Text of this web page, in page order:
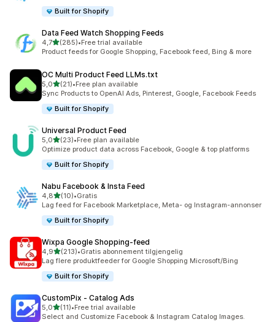
Built for Shopify
Data Feed Watch Shopping Feeds
4,7av 5 stjerner
(285)
Totalt 285 omtaler
•Free trial available
Product feeds for Google Shopping, Facebook feed, Bing & more
OC Multi Product Feed LLMs.txt
5,0av 5 stjerner
(21)
Totalt 21 omtaler
•Free plan available
Sync Products to OpenAI Ads, Pinterest, Google, Facebook Feeds
Built for Shopify
Universal Product Feed
5,0av 5 stjerner
(23)
Totalt 23 omtaler
•Free plan available
Optimize product data across Facebook, Google & top platforms
Built for Shopify
Nabu Facebook & Insta Feed
4,8av 5 stjerner
(10)
Totalt 10 omtaler
•Gratis
Lag feed for Facebook Marketplace, Meta- og Instagram-annonser
Built for Shopify
Wixpa Google Shopping‑feed
4,9av 5 stjerner
(213)
Totalt 213 omtaler
•Gratis abonnement tilgjengelig
Lag flere produktfeeder for Google Shopping Microsoft/Bing
Built for Shopify
CustomPix ‑ Catalog Ads
5,0av 5 stjerner
(11)
Totalt 11 omtaler
•Free trial available
Select and Customize Facebook & Instagram Catalog Images.